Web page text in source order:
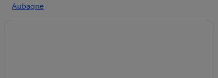
Strand in Marseille
Aubagne